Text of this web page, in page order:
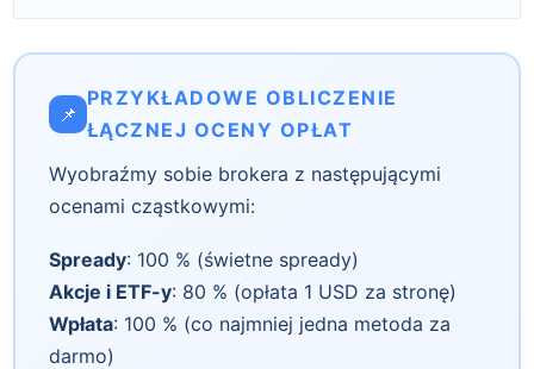
📌
PRZYKŁADOWE OBLICZENIE
ŁĄCZNEJ OCENY OPŁAT
Wyobraźmy sobie brokera z następującymi
ocenami cząstkowymi:
Spready: 100 % (świetne spready)
Akcje i ETF-y: 80 % (opłata 1 USD za stronę)
Wpłata: 100 % (co najmniej jedna metoda za
darmo)